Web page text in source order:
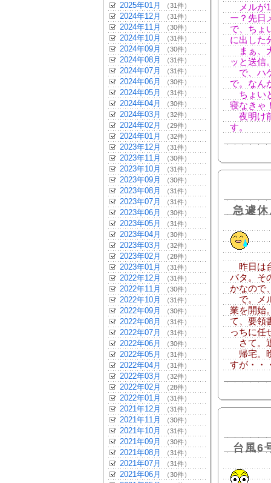
2025年01月 （31件）
2024年12月 （31件）
2024年11月 （30件）
2024年10月 （31件）
2024年09月 （30件）
2024年08月 （31件）
2024年07月 （31件）
2024年06月 （30件）
2024年05月 （31件）
2024年04月 （30件）
2024年03月 （32件）
2024年02月 （29件）
2024年01月 （32件）
2023年12月 （31件）
2023年11月 （30件）
2023年10月 （31件）
2023年09月 （30件）
2023年08月 （31件）
2023年07月 （31件）
2023年06月 （30件）
2023年05月 （31件）
2023年04月 （30件）
2023年03月 （32件）
2023年02月 （28件）
2023年01月 （31件）
2022年12月 （31件）
2022年11月 （30件）
2022年10月 （31件）
2022年09月 （30件）
2022年08月 （31件）
2022年07月 （31件）
2022年06月 （30件）
2022年05月 （31件）
2022年04月 （31件）
2022年03月 （32件）
2022年02月 （28件）
2022年01月 （31件）
2021年12月 （31件）
2021年11月 （30件）
2021年10月 （31件）
2021年09月 （30件）
2021年08月 （31件）
2021年07月 （31件）
2021年06月 （30件）
メルが1
ー？先日
で、ちょ
に出した
まぁ、
ッと送信
で、ハ
で。なん
ちょい
寝なきゃ
夜明け
す。
急遽
昨日は
バタ。そ
かなので
で。メ
業を開始
て、要領
っちに任
さて。
帰宅。
すが・・
台風6